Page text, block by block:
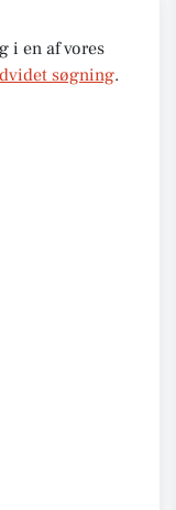
i en af vores
søgning.